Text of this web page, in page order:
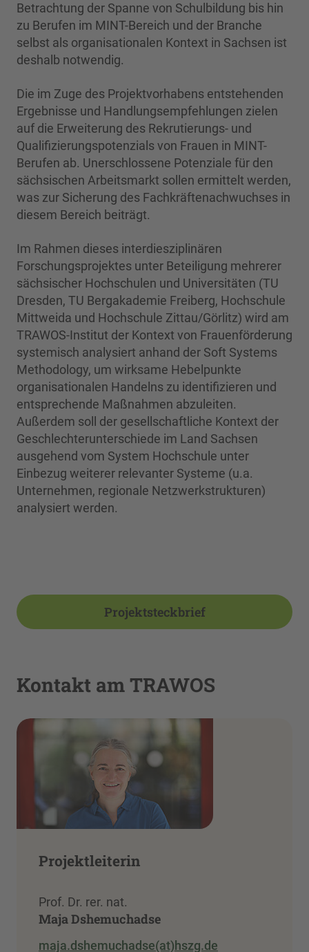
Betrachtung der Spanne von Schulbildung bis hin
zu Berufen im MINT-Bereich und der Branche
selbst als organisationalen Kontext in Sachsen ist
deshalb notwendig.
Die im Zuge des Projektvorhabens entstehenden
Ergebnisse und Handlungsempfehlungen zielen
auf die Erweiterung des Rekrutierungs- und
Qualifizierungspotenzials von Frauen in MINT-
Berufen ab. Unerschlossene Potenziale für den
sächsischen Arbeitsmarkt sollen ermittelt werden,
was zur Sicherung des Fachkräftenachwuchses in
diesem Bereich beiträgt.
Im Rahmen dieses interdiesziplinären
Forschungsprojektes unter Beteiligung mehrerer
sächsischer Hochschulen und Universitäten (TU
Dresden, TU Bergakademie Freiberg, Hochschule
Mittweida und Hochschule Zittau/Görlitz) wird am
TRAWOS-Institut der Kontext von Frauenförderung
systemisch analysiert anhand der Soft Systems
Methodology, um wirksame Hebelpunkte
organisationalen Handelns zu identifizieren und
entsprechende Maßnahmen abzuleiten.
Außerdem soll der gesellschaftliche Kontext der
Geschlechterunterschiede im Land Sachsen
ausgehend vom System Hochschule unter
Einbezug weiterer relevanter Systeme (u.a.
Unternehmen, regionale Netzwerkstrukturen)
analysiert werden.
Projektsteckbrief
Kontakt am TRAWOS
Projektleiterin
Prof. Dr. rer. nat.
Maja Dshemuchadse
maja.dshemuchadse(at)hszg.de